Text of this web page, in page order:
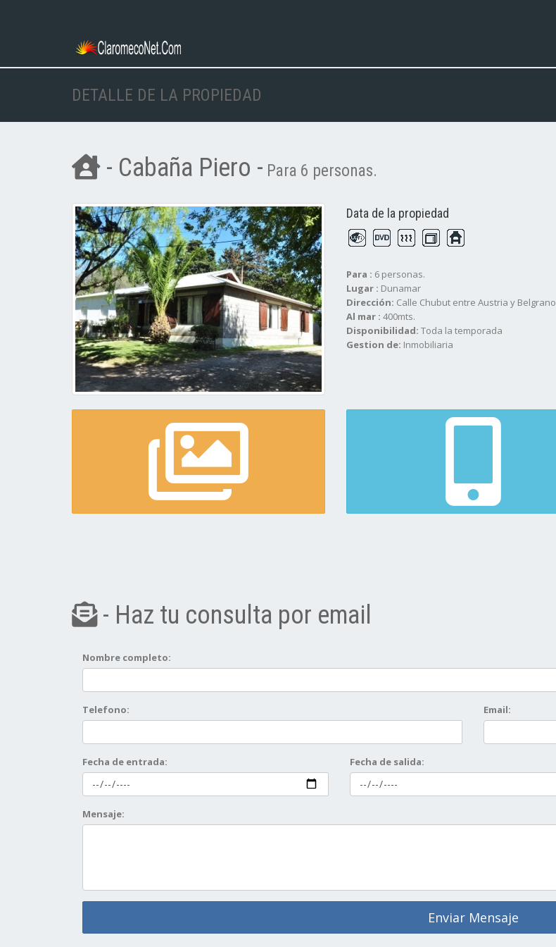
DETALLE DE LA PROPIEDAD
- Cabaña Piero - Para 6 personas.
Data de la propiedad
Para : 6 personas.
Lugar : Dunamar
Dirección: Calle Chubut entre Austria y Belgrano
Al mar : 400mts.
Disponibilidad: Toda la temporada
Gestion de: Inmobiliaria
- Haz tu consulta por email
Nombre completo:
Telefono: Email:
Fecha de entrada: Fecha de salida:
Mensaje:
Enviar Mensaje